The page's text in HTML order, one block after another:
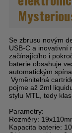
Se zbrusu novým
USB-C a inovativní
začínajícího i
baterie obsahuje
automatickým
Vyměnitelná
pojme až 2ml
stylu MTL, tedy
Parametry:
Rozměry:
Kapacita baterie: